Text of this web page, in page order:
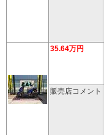
35.64万円
販売店コメント